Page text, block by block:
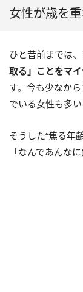
女性が歳を
ひと昔前までは
取る」ことをマ
す。今も少なか
でいる女性も多い
そうした“焦る年
「なんであんな